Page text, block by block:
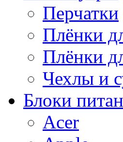
Перчатки
Плёнки
Плёнки
Чехлы и
Блоки
Acer